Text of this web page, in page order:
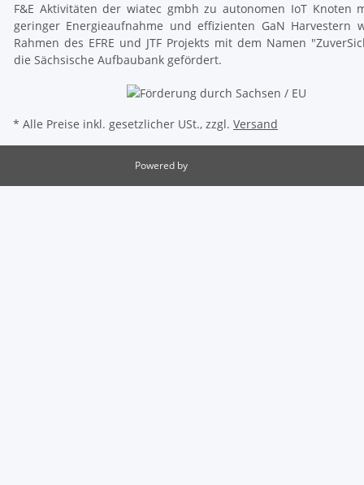
F&E Aktivitäten der wiatec gmbh zu autonomen IoT Knoten
geringer Energieaufnahme und effizienten GaN Harvestern
Rahmen des EFRE und JTF Projekts mit dem Namen
die Sächsische Aufbaubank gefördert.
* Alle Preise inkl. gesetzlicher USt., zzgl. Versand
Powered by